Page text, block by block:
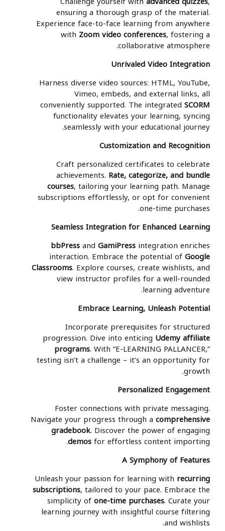
ensuring a thorough grasp of the material.
Experience face-to-face learning from anywhere
with Zoom video conferences, fostering a
collaborative atmosphere.
Unrivaled Video Integration
Harness diverse video sources: HTML, YouTube,
Vimeo, embeds, and external links, all
conveniently supported. The integrated SCORM
functionality elevates your learning, syncing
seamlessly with your educational journey.
Customization and Recognition
Craft personalized certificates to celebrate
achievements. Rate, categorize, and bundle
courses, tailoring your learning path. Manage
subscriptions effortlessly, or opt for convenient
one-time purchases.
Seamless Integration for Enhanced Learning
bbPressand GamiPress integration enriches
interaction. Embrace the potential ofGoogle
Classrooms. Explore courses, create wishlists, and
view instructor profiles for a well-rounded
learning adventure.
Embrace Learning, Unleash Potential
Incorporate prerequisites for structured
progression. Dive into enticing Udemy affiliate
programs. With “E-LEARNING PALLANCER,”
testing isn’t a challenge – it’s an opportunity for
growth.
Personalized Engagement
Foster connections with private messaging.
Navigate your progress through a comprehensive
gradebook. Discover the power of engaging
demosfor effortless content importing.
A Symphony of Features
Unleash your passion for learning with recurring
subscriptions, tailored to your pace. Embrace the
simplicity ofone-time purchases. Curate your
learning journey with insightful course filtering
and wishlists.